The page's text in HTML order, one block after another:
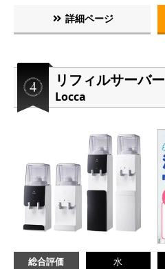
詳細ページ
リフィルサーバー
Locca
総合評価 水